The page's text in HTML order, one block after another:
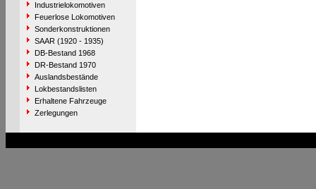
Industrielokomotiven
Feuerlose Lokomotiven
Sonderkonstruktionen
SAAR (1920 - 1935)
DB-Bestand 1968
DR-Bestand 1970
Auslandsbestände
Lokbestandslisten
Erhaltene Fahrzeuge
Zerlegungen